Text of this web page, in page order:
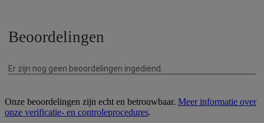
Onze beoordelingen zijn echt en betrouwbaar. Meer informatie over
onze verificatie- en controleprocedures.